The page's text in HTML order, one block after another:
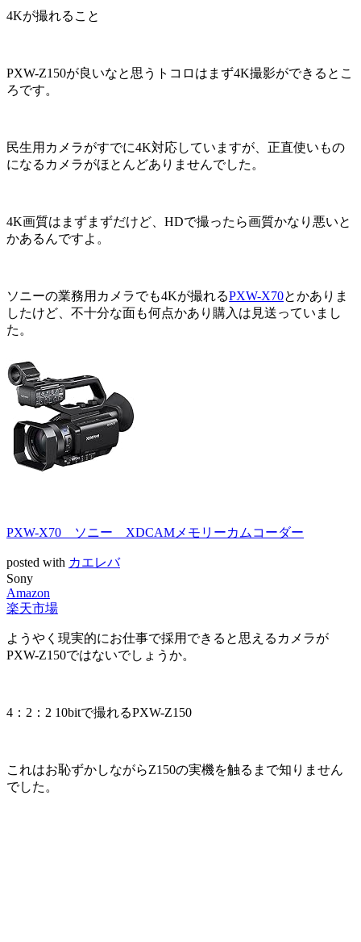
4Kが撮れること
PXW-Z150が良いなと思うトコロはまず4K撮影ができるとこ
ろです。
民生用カメラがすでに4K対応していますが、正直使いもの
になるカメラがほとんどありませんでした。
4K画質はまずまずだけど、HDで撮ったら画質かなり悪いと
かあるんですよ。
ソニーの業務用カメラでも4Kが撮れるPXW-X70とかありま
したけど、不十分な面も何点かあり購入は見送っていまし
た。
PXW-X70 ソニー XDCAMメモリーカムコーダー
posted with カエレバ
Sony
Amazon
楽天市場
ようやく現実的にお仕事で採用できると思えるカメラが
PXW-Z150ではないでしょうか。
4：2：2 10bitで撮れるPXW-Z150
これはお恥ずかしながらZ150の実機を触るまで知りません
でした。